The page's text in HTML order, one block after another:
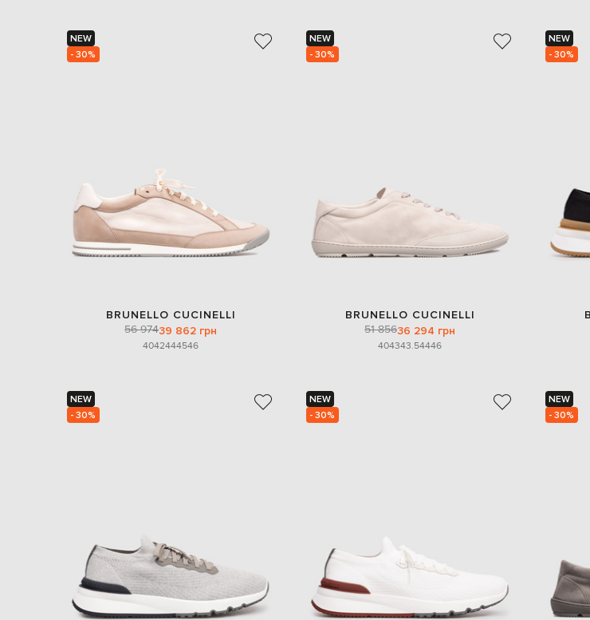
NEW
- 30%
BRUNELLO CUCINELLI
56 97439 862 грн
4042444546
NEW
- 30%
BRUNELLO CUCINELLI
51 85636 294 грн
404343.54446
NEW
- 30%
NEW
- 30%
NEW
- 30%
NEW
- 30%